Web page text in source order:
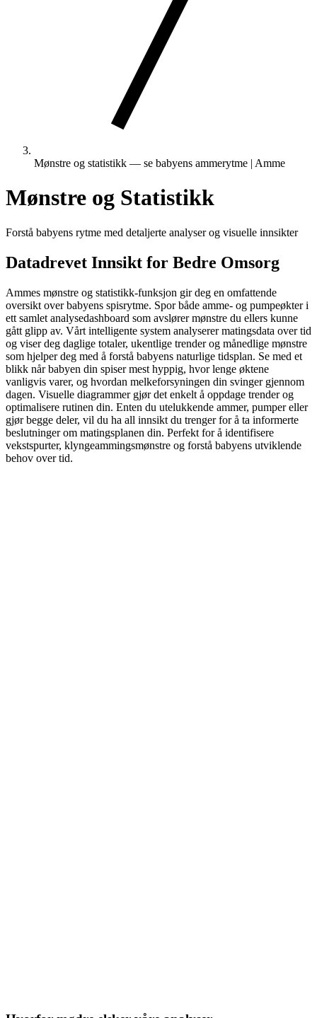
Mønstre og statistikk — se babyens ammerytme | Amme
Mønstre og Statistikk
Forstå babyens rytme med detaljerte analyser og visuelle innsikter
Datadrevet Innsikt for Bedre Omsorg
Ammes mønstre og statistikk-funksjon gir deg en omfattende
oversikt over babyens spisrytme. Spor både amme- og pumpeøkter i
ett samlet analysedashboard som avslører mønstre du ellers kunne
gått glipp av. Vårt intelligente system analyserer matingsdata over tid
og viser deg daglige totaler, ukentlige trender og månedlige mønstre
som hjelper deg med å forstå babyens naturlige tidsplan. Se med et
blikk når babyen din spiser mest hyppig, hvor lenge øktene
vanligvis varer, og hvordan melkeforsyningen din svinger gjennom
dagen. Visuelle diagrammer gjør det enkelt å oppdage trender og
optimalisere rutinen din. Enten du utelukkende ammer, pumper eller
gjør begge deler, vil du ha all innsikt du trenger for å ta informerte
beslutninger om matingsplanen din. Perfekt for å identifisere
vekstspurter, klyngeammingsmønstre og forstå babyens utviklende
behov over tid.